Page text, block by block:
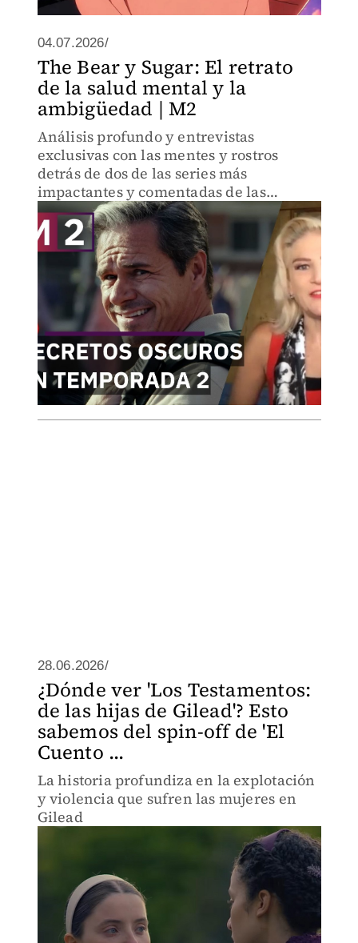
04.07.2026/
The Bear y Sugar: El retrato
de la salud mental y la
ambigüedad | M2
Análisis profundo y entrevistas
exclusivas con las mentes y rostros
detrás de dos de las series más
impactantes y comentadas de las
plataformas de streaming: la segunda
temporada de Sugar (Apple TV) y la
quinta entrega de The Bear (Disney
Plus).
28.06.2026/
¿Dónde ver 'Los Testamentos:
de las hijas de Gilead'? Esto
sabemos del spin-off de 'El
Cuento ...
La historia profundiza en la explotación
y violencia que sufren las mujeres en
Gilead